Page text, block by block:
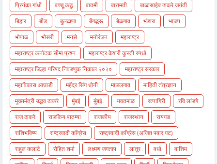
प्रियंका गांधी
बच्चू कडू बातमी बारामती
बाळासाहेब ठाकरे जयंती
बिहार
बीड बुलढाणा बेंगळुरू बेळगाव भंडारा
भाजप
भोपाळ
भोसरी मनसे मनोरंजन
महाराष्ट्र
महाराष्ट्र कर्नाटक सीमा प्रश्न
महाराष्ट्र केशरी कुस्ती स्पर्धा
महाराष्ट्र जिल्हा परिषद निवडणुक निकाल २०२०
महाराष्ट्र सरकार
महाविकास आघाडी
महेंद्र सिंग धोनी माजलगाव
माहिती तंत्रज्ञान
मुख्यमंत्री उद्धव ठाकरे
मुंबई मुंबई. यवतमाळ रत्नागिरी
रवि लांडगे
राज ठाकरे
राजकिय बातम्या राजकीय राजस्थान
रायगड
राशिभविष्य
राष्ट्रवादी काँग्रेस
राष्ट्रवादी काँग्रेस (अजित पवार गट)
राहुल कलाटे
रोहित शर्मा लक्ष्मण जगताप लातूर वर्धा
वाशिम